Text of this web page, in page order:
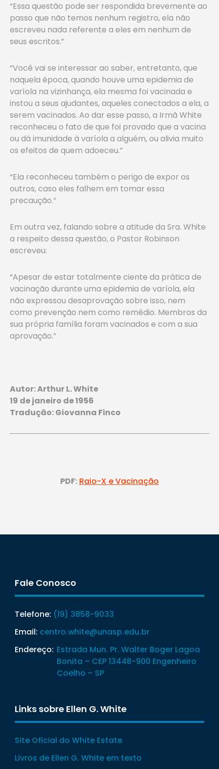
“Essa questão pode ser respondida brevemente ao
passo que não temos nenhum registro, ela não
escreveu nada referente a eles em nenhum de
seus escritos.”
“Você vai se interessar ao saber, entretanto, que
naquela época, quando houve uma epidemia de
varíola na vizinhança, ela mesma foi vacinada e
instou a seus ajudantes, aqueles conectados a ela, a
serem vacinados. Ao dar esse passo, a Irmã White
reconheceu o fato de que foi provado que a vacina
ou dá imunidade à varíola a alguém, ou alivia muito
os efeitos de quem adoeceu.”
“Ela reconheceu também o perigo de expor os
outros, caso eles falhem em tomar essa
precaução.”
Em outra vez, falando sobre a atitude da Sra. White
a respeito dessa questão, o Pastor Robinson
escreveu:
“Apesar de estar totalmente ciente da prática de
vacinação durante uma epidemia de varíola, ela
não expressou desaprovação sobre isso, nem
como prevenção nem como remédio. Membros da
sua própria família foram vacinados e com a sua
aprovação.”
Autor: Arthur L. White
19 de janeiro de 1956
Tradução: Giovanna Finco
PDF: Raio-X e Vacinação
Fale Conosco
Telefone: (19) 3858-9033
Email: centro.white@unasp.edu.br
Endereço: Estrada Mun. Pr. Walter Boger Lagoa
Bonita – CEP 13448-900 Engenheiro
Coelho – SP
Links sobre Ellen G. White
Site Oficial do White Estate
Livros de Ellen G. White em texto